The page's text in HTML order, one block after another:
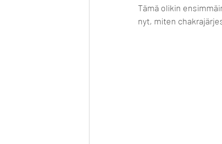
Tämä olikin
nyt, miten